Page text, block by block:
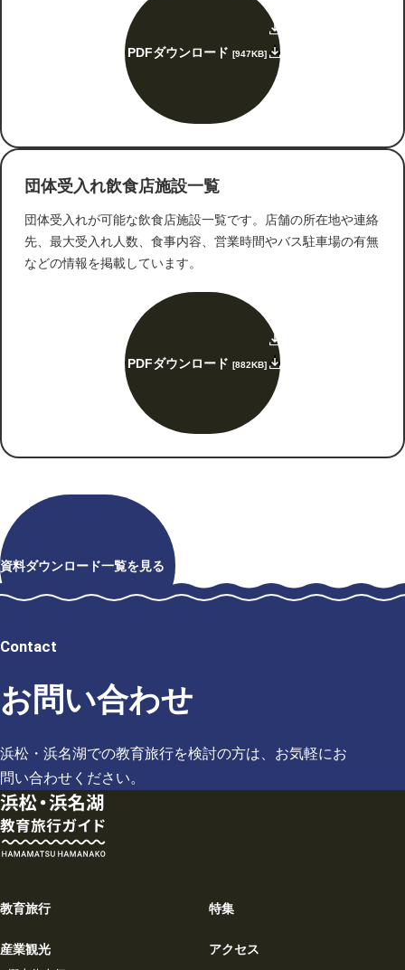
資料ダウンロード一覧を見る
PDFダウンロード [947KB]
団体受入れ飲食店施設一覧
団体受入れが可能な飲食店施設一覧です。店舗の所在地や連絡
先、最大受入れ人数、食事内容、営業時間やバス駐車場の有無
などの情報を掲載しています。
PDFダウンロード [882KB]
Contact
お問い合わせ
浜松・浜名湖での教育旅行を検討の方は、お気軽にお
問い合わせください。
教育旅行
産業観光
特集
アクセス